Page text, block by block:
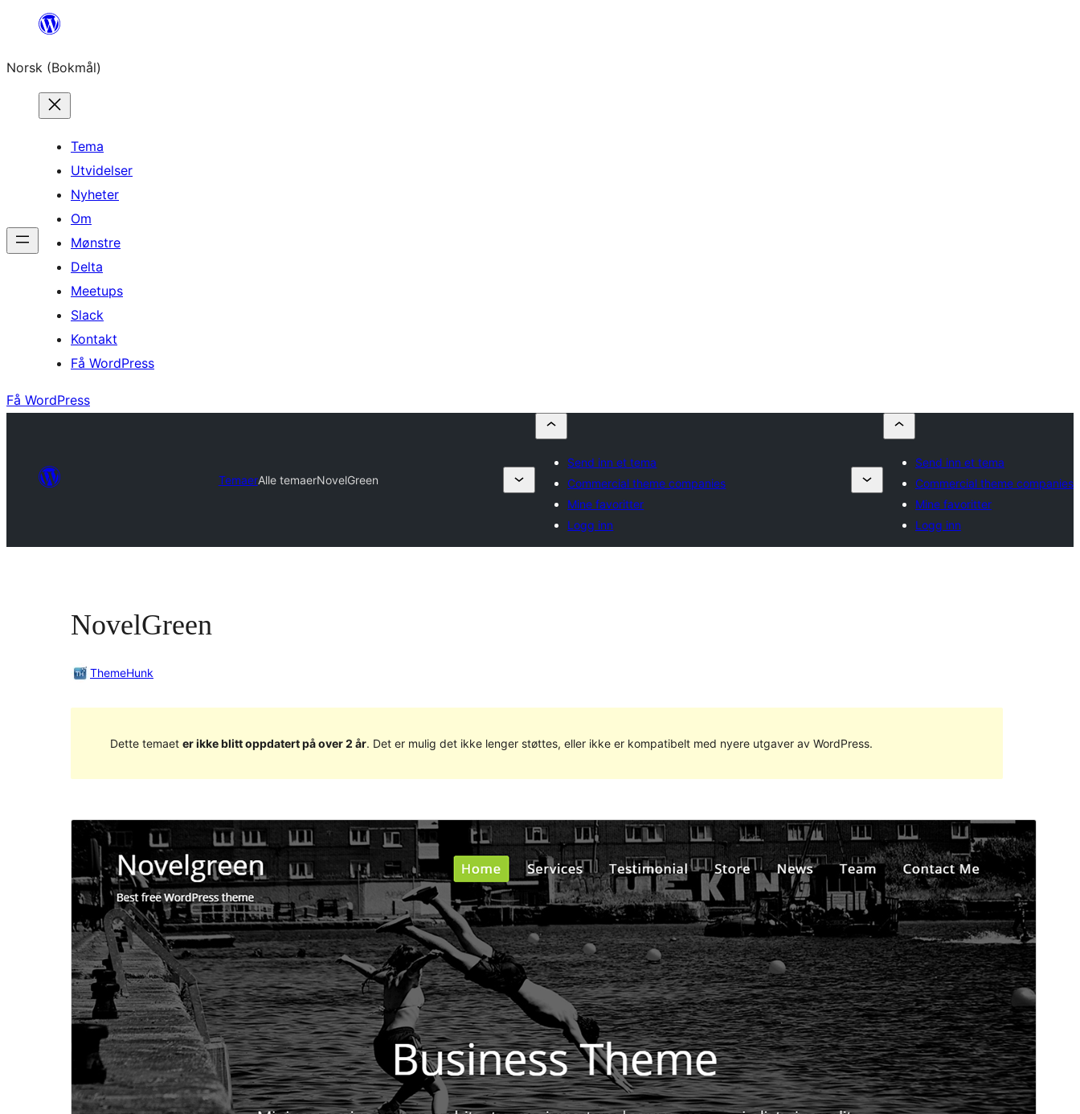
Hopp
innhold
Norsk (Bokmål)
Tema
Utvidelser
Nyheter
Om
Mønstre
Delta
Meetups
Slack
Kontakt
Få WordPress
Få WordPress
TemaerAlle temaerNovelGreen
Send inn et tema
Commercial theme companies
Mine favoritter
Logg inn
Send inn et tema
Commercial theme companies
Mine favoritter
Logg inn
NovelGreen
ThemeHunk
Dette temaet er ikke blitt oppdatert på over 2 år. Det er mulig det ikke lenger støttes, eller ikke er kompatibelt med nyere utgaver av WordPress.
ForhåndsvisLast ned
Dette er et dattertema tilNovelLite
Versjon
1.1.5
Siste oppdatert
6. mai 2023
Aktive installasjoner
100+
WordPress-versjon
5.5
PHP-versjon
5.6
Temaets hjemmeside